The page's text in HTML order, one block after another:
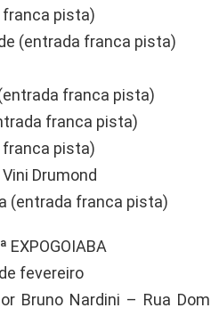
pista)
(entrada franca pista)
franca pista)
franca pista)
pista)
Drumond
(entrada franca pista)
EXPOGOIABA
fevereiro
Bruno Nardini – Rua Dom